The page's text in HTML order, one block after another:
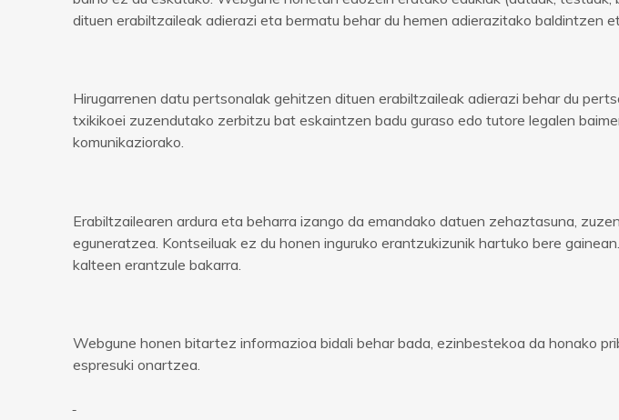
dituen erabiltzaileak adierazi eta bermatu behar du hemen adierazitako baldintzen
Hirugarrenen datu pertsonalak gehitzen dituen erabiltzaileak adierazi behar du
txikikoei zuzendutako zerbitzu bat eskaintzen badu guraso edo tutore legalen
komunikaziorako.
Erabiltzailearen ardura eta beharra izango da emandako datuen zehaztasuna,
eguneratzea. Kontseiluak ez du honen inguruko erantzukizunik hartuko bere
kalteen erantzule bakarra.
Webgune honen bitartez informazioa bidali behar bada, ezinbestekoa da honako
espresuki onartzea.